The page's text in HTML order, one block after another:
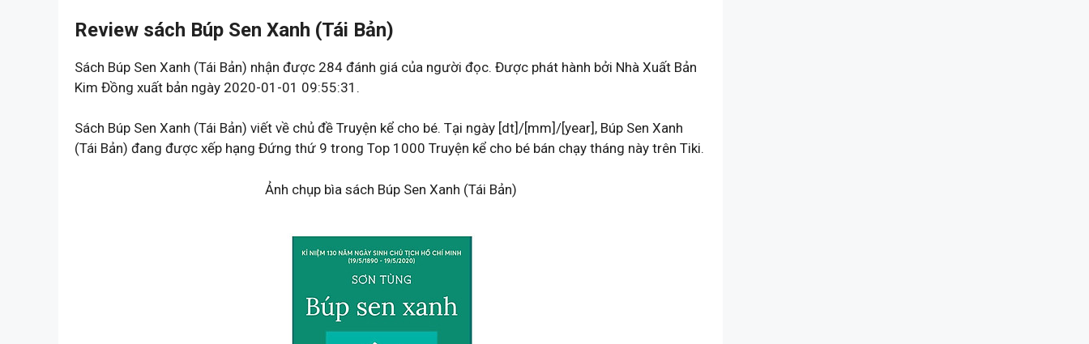
Review sách Búp Sen Xanh (Tái Bản)
Sách Búp Sen Xanh (Tái Bản) nhận được 284 đánh giá của người đọc. Được phát hành bởi Nhà Xuất Bản
Kim Đồng xuất bản ngày 2020-01-01 09:55:31.
Sách Búp Sen Xanh (Tái Bản) viết về chủ đề Truyện kể cho bé. Tại ngày [dt]/[mm]/[year], Búp Sen Xanh
(Tái Bản) đang được xếp hạng Đứng thứ 9 trong Top 1000 Truyện kể cho bé bán chạy tháng này trên Tiki.
Ảnh chụp bìa sách Búp Sen Xanh (Tái Bản)